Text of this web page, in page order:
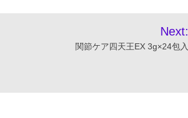
Next:
関節ケア四天王EX 3g×24包入